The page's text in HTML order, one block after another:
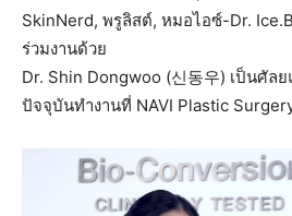
SkinNerd, พรูลิสต์, หมอไอซ์-Dr.
ร่วมงานด้วย
Dr. Shin Dongwoo (신동우) เป็นศัล
ปัจจุบันทำงานที่ NAVI Plastic